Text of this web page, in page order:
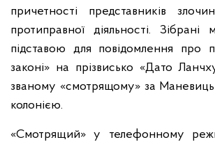
причетності представників
протиправної діяльності. Зібрані
підставою для повідомлення про
законі» на прізвисько «Дато
званому «смотрящому» за
колонією.
«Смотрящий» у телефонному